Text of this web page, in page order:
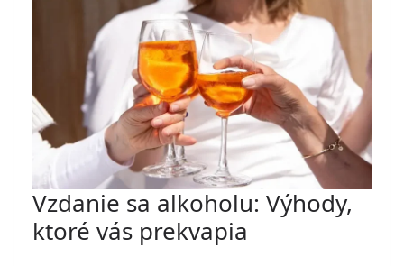
Vzdanie sa alkoholu: Výhody,
ktoré vás prekvapia